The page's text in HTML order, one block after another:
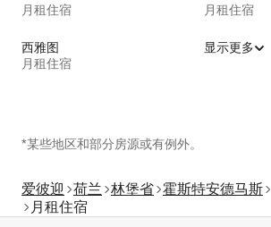
月租住宿
月租住宿
西雅图
月租住宿
显示更多
*某些地区和部分房源或有例外。
爱彼迎 荷兰 林堡省 霍斯特安德马斯
月租住宿